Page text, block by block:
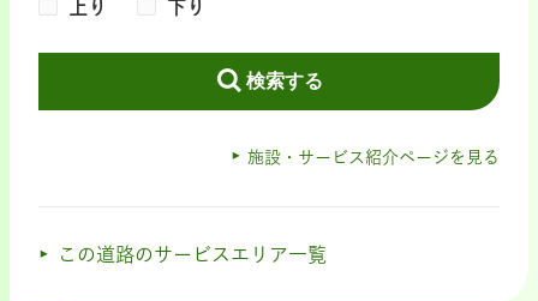
上り
下り
検索する
施設・サービス紹介ページを見る
この道路のサービスエリア一覧